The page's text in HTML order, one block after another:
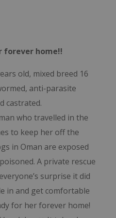
forever home!!
old, mixed breed 16
anti-parasite
castrated.
who travelled in the
to keep her off the
in Oman are exposed
A private rescue
surprise it did
in and get comfortable
for her forever home!